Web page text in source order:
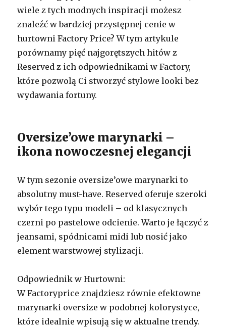
wiele z tych modnych inspiracji możesz
znaleźć w bardziej przystępnej cenie w
hurtowni Factory Price? W tym artykule
porównamy pięć najgorętszych hitów z
Reserved z ich odpowiednikami w Factory,
które pozwolą Ci stworzyć stylowe looki bez
wydawania fortuny.
Oversize’owe marynarki –
ikona nowoczesnej elegancji
W tym sezonie oversize’owe marynarki to
absolutny must-have. Reserved oferuje szeroki
wybór tego typu modeli – od klasycznych
czerni po pastelowe odcienie. Warto je łączyć z
jeansami, spódnicami midi lub nosić jako
element warstwowej stylizacji.
Odpowiednik w Hurtowni:
W Factoryprice znajdziesz równie efektowne
marynarki oversize w podobnej kolorystyce,
które idealnie wpisują się w aktualne trendy.